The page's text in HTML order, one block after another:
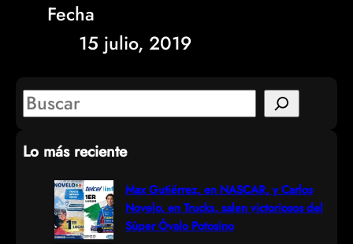
Fecha
15 julio, 2019
S
a
Lo más reciente
Max Gutiérrez, en NASCAR, y Carlos
Novelo, en Trucks, salen victoriosos del
Súper Óvalo Potosino